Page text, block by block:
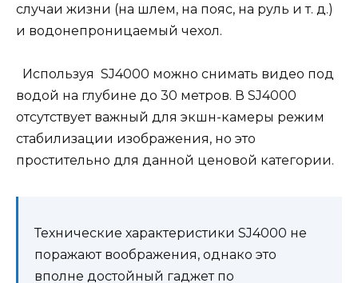
случаи жизни (на шлем, на пояс, на руль и т. д.)
и водонепроницаемый чехол.
Используя SJ4000 можно снимать видео под
водой на глубине до 30 метров. В SJ4000
отсутствует важный для экшн-камеры режим
стабилизации изображения, но это
простительно для данной ценовой категории.
Технические характеристики SJ4000 не
поражают воображения, однако это
вполне достойный гаджет по